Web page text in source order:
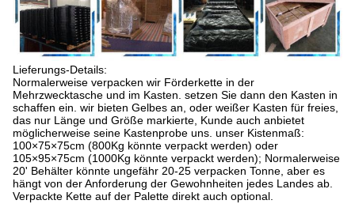
Lieferungs-Details:
Normalerweise verpacken wir Förderkette in der
Mehrzwecktasche und im Kasten. setzen Sie dann den Kasten in
schaffen ein. wir bieten Gelbes an, oder weißer Kasten für freies,
das nur Länge und Größe markierte, Kunde auch anbietet
möglicherweise seine Kastenprobe uns. unser Kistenmaß:
100×75×75cm (800Kg könnte verpackt werden) oder
105×95×75cm (1000Kg könnte verpackt werden); Normalerweise
20' Behälter könnte ungefähr 20-25 verpacken Tonne, aber es
hängt von der Anforderung der Gewohnheiten jedes Landes ab.
Verpackte Kette auf der Palette direkt auch optional.